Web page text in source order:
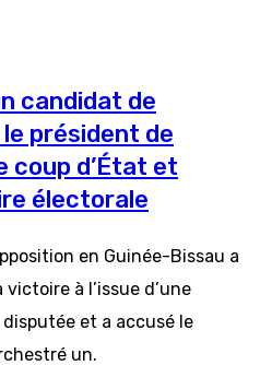
candidat de
président de
d’État et
électorale
en Guinée-Bissau a
à l’issue d’une
et a accusé le
un.